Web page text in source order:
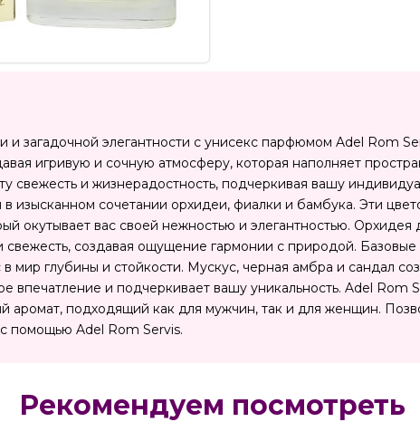
и загадочной элегантности с унисекс парфюмом Adel Rom
игривую и сочную атмосферу, которая наполняет
свежесть и жизнерадостность, подчеркивая вашу
изысканном сочетании орхидеи, фиалки и бамбука. Эти
окутывает вас своей нежностью и элегантностью. Орхидея
свежесть, создавая ощущение гармонии с природой.
мир глубины и стойкости. Мускус, черная амбра и сандал
впечатление и подчеркивает вашу уникальность. Adel Rom
аромат, подходящий как для мужчин, так и для женщин.
помощью Adel Rom Servis.
Рекомендуем посмотреть